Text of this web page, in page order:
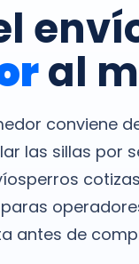
al
conviene
las sillas por
antes de